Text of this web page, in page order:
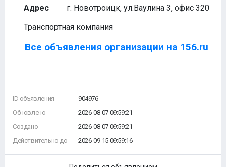
Адрес
г. Новотроицк, ул.Ваулина 3, офис 320
Транспортная компания
Все объявления организации на 156.ru
ID объявления
Обновлено
Создано
Действительно до
904976
2026-08-07 09:59:21
2026-08-07 09:59:21
2026-09-15 09:59:16